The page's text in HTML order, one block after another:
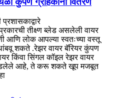
तीक्ष्ण ब्लेड असलेली वायर
आणि लोक आपल्या स्वतःच्या वस्तू
शकते .रेझर वायर बॅरियर कुंपण
किंवा सिंगल कॉइल रेझर वायर
आहे, ते करू शकते खूप मजबूत